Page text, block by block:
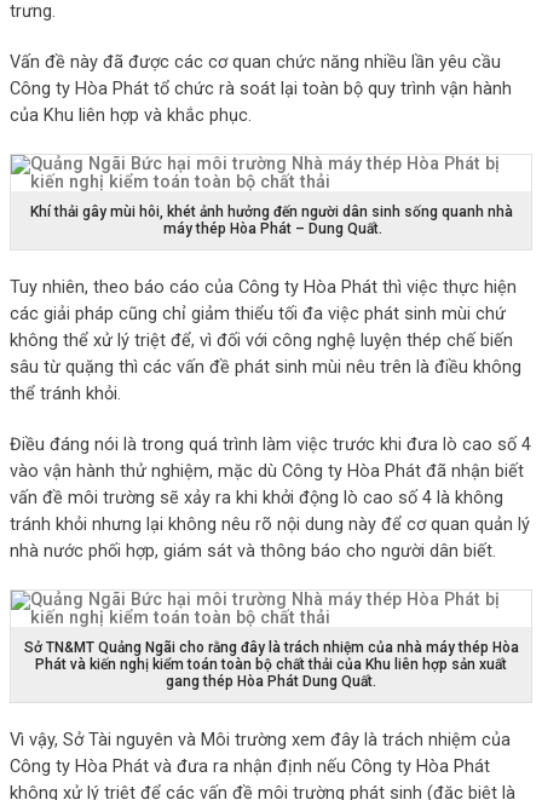
trưng.
Vấn đề này đã được các cơ quan chức năng nhiều lần yêu cầu
Công ty Hòa Phát tổ chức rà soát lại toàn bộ quy trình vận hành
của Khu liên hợp và khắc phục.
Khí thải gây mùi hôi, khét ảnh hưởng đến người dân sinh sống quanh nhà
máy thép Hòa Phát – Dung Quất.
Tuy nhiên, theo báo cáo của Công ty Hòa Phát thì việc thực hiện
các giải pháp cũng chỉ giảm thiểu tối đa việc phát sinh mùi chứ
không thể xử lý triệt để, vì đối với công nghệ luyện thép chế biến
sâu từ quặng thì các vấn đề phát sinh mùi nêu trên là điều không
thể tránh khỏi.
Điều đáng nói là trong quá trình làm việc trước khi đưa lò cao số 4
vào vận hành thử nghiệm, mặc dù Công ty Hòa Phát đã nhận biết
vấn đề môi trường sẽ xảy ra khi khởi động lò cao số 4 là không
tránh khỏi nhưng lại không nêu rõ nội dung này để cơ quan quản lý
nhà nước phối hợp, giám sát và thông báo cho người dân biết.
Sở TN&MT Quảng Ngãi cho rằng đây là trách nhiệm của nhà máy thép Hòa
Phát và kiến nghị kiểm toán toàn bộ chất thải của Khu liên hợp sản xuất
gang thép Hòa Phát Dung Quất.
Vì vậy, Sở Tài nguyên và Môi trường xem đây là trách nhiệm của
Công ty Hòa Phát và đưa ra nhận định nếu Công ty Hòa Phát
không xử lý triệt để các vấn đề môi trường phát sinh (đặc biệt là